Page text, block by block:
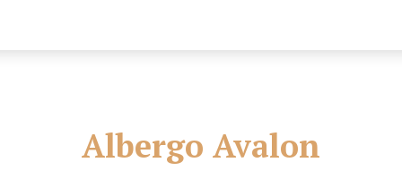
Albergo Avalon